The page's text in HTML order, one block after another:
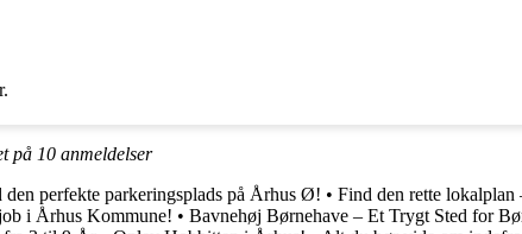
på 10 anmeldelser
den perfekte parkeringsplads på Århus Ø! • Find den rette lokalplan
i Århus Kommune! • Bavnehøj Børnehave – Et Trygt Sted for